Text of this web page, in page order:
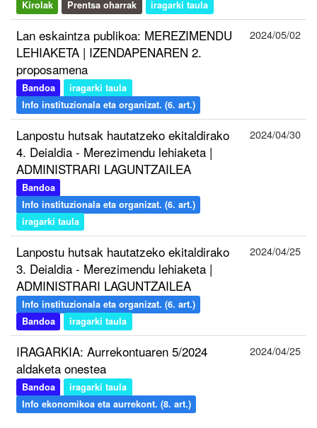
Kirolak Prentsa oharrak iragarki taula
Lan eskaintza publikoa: MEREZIMENDU
LEHIAKETA | IZENDAPENAREN 2.
proposamena
Bandoa
iragarki taula
Info instituzionala eta organizat. (6. art.)
2024/05/02
Lanpostu hutsak hautatzeko ekitaldirako
4. Deialdia - Merezimendu lehiaketa |
ADMINISTRARI LAGUNTZAILEA
Bandoa
Info instituzionala eta organizat. (6. art.)
iragarki taula
2024/04/30
Lanpostu hutsak hautatzeko ekitaldirako
3. Deialdia - Merezimendu lehiaketa |
ADMINISTRARI LAGUNTZAILEA
Info instituzionala eta organizat. (6. art.)
Bandoa
iragarki taula
2024/04/25
IRAGARKIA: Aurrekontuaren 5/2024
aldaketa onestea
Bandoa
iragarki taula
Info ekonomikoa eta aurrekont. (8. art.)
2024/04/25